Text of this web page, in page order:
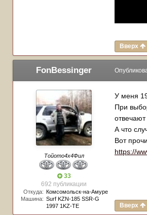
Вверх
FonBessinger
Тойото4х4Фил
33
692 публикации
Откуда: Комсомольск-на-Амуре
Машина: Surf KZN-185 SSR-G
1997 1KZ-TE
У меня
При
А что
Вот
https://
Вверх